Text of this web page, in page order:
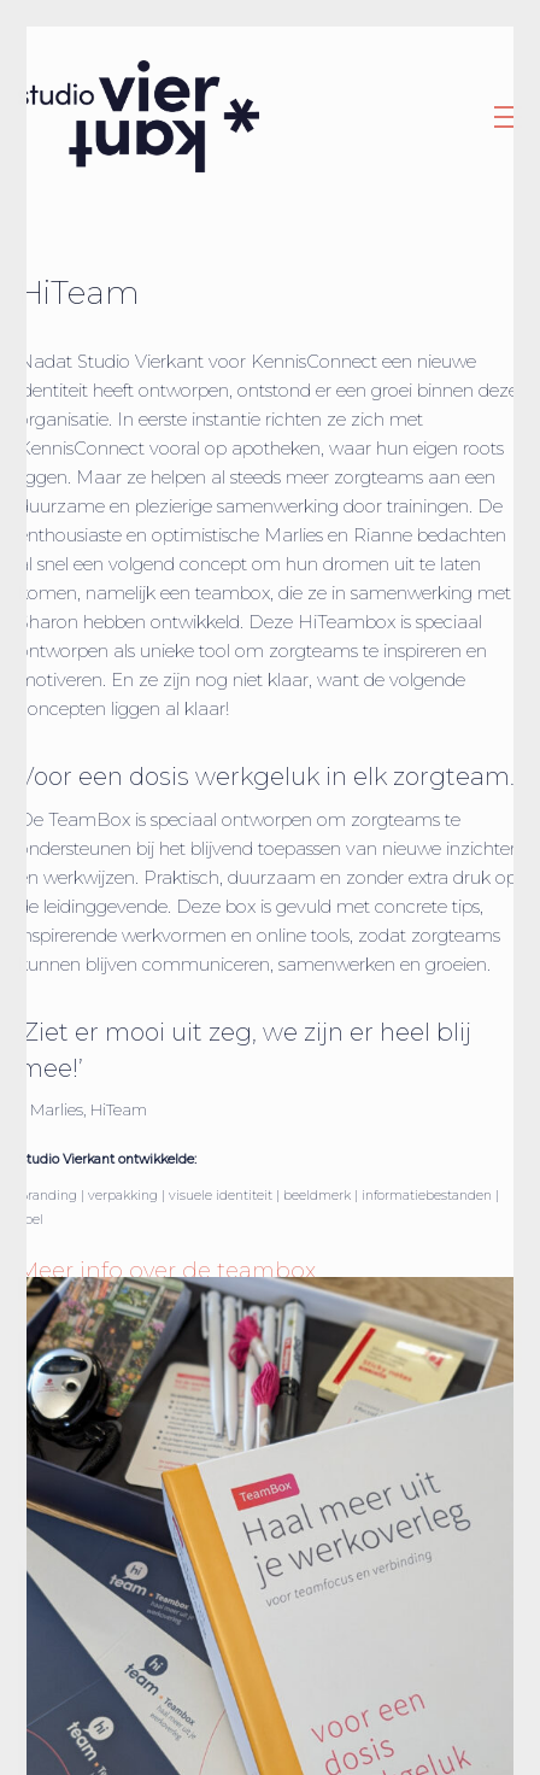
HiTeam
Nadat Studio Vierkant voor KennisConnect een nieuwe
identiteit heeft ontworpen, ontstond er een groei binnen deze
organisatie. In eerste instantie richten ze zich met
KennisConnect vooral op apotheken, waar hun eigen roots
liggen. Maar ze helpen al steeds meer zorgteams aan een
duurzame en plezierige samenwerking door trainingen. De
enthousiaste en optimistische Marlies en Rianne bedachten
al snel een volgend concept om hun dromen uit te laten
komen, namelijk een teambox, die ze in samenwerking met
Sharon hebben ontwikkeld. Deze HiTeambox is speciaal
ontworpen als unieke tool om zorgteams te inspireren en
motiveren. En ze zijn nog niet klaar, want de volgende
concepten liggen al klaar!
Voor een dosis werkgeluk in elk zorgteam.
De TeamBox is speciaal ontworpen om zorgteams te
ondersteunen bij het blijvend toepassen van nieuwe inzichten
en werkwijzen. Praktisch, duurzaam en zonder extra druk op
de leidinggevende. Deze box is gevuld met concrete tips,
inspirerende werkvormen en online tools, zodat zorgteams
kunnen blijven communiceren, samenwerken en groeien.
‘Ziet er mooi uit zeg, we zijn er heel blij
mee!’
– Marlies, HiTeam
Studio Vierkant ontwikkelde:
Branding | verpakking | visuele identiteit | beeldmerk | informatiebestanden |
spel
Meer info over de teambox